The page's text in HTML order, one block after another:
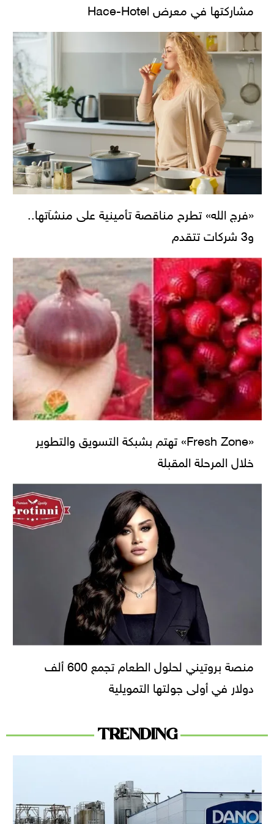
مشاركتها في معرض Hace-Hotel
«فرج الله» تطرح مناقصة تأمينية على منشآتها..
و3 شركات تتقدم
«Fresh Zone» تهتم بشبكة التسويق والتطوير
خلال المرحلة المقبلة
منصة بروتيني لحلول الطعام تجمع 600 ألف
دولار في أولى جولتها التمويلية
TRENDING